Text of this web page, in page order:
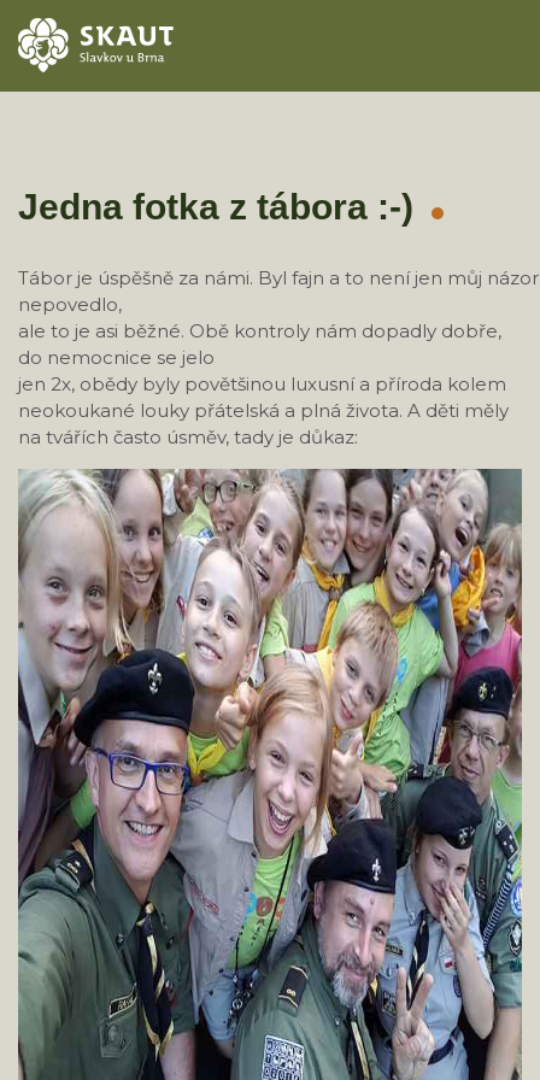
O STŘEDISKU
KONTAKTY
TÁBORY
Jedna fotka z tábora :-)
Tábor je úspěšně za námi. Byl fajn a to není jen můj
nepovedlo,
ale to je asi běžné. Obě kontroly nám dopadly dobře,
do nemocnice se jelo
jen 2x, obědy byly povětšinou luxusní a příroda kolem
neokoukané louky přátelská a plná života. A děti měly
na tvářích často úsměv, tady je důkaz: